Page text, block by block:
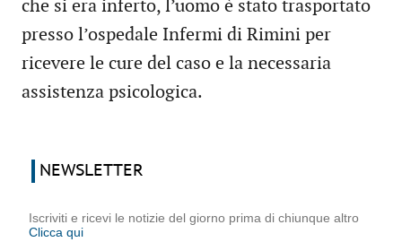
che si era inferto, l’uomo è stato trasportato
presso l’ospedale Infermi di Rimini per
ricevere le cure del caso e la necessaria
assistenza psicologica.
NEWSLETTER
Iscriviti e ricevi le notizie del giorno prima di chiunque altro
Clicca qui